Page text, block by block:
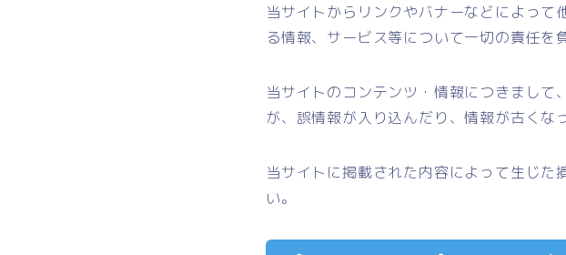
当サイトからリンクやバナーなどによっ
る情報、サービス等について一切の責任を
当サイトのコンテンツ・情報につきまし
が、誤情報が入り込んだり、情報が古くな
当サイトに掲載された内容によって生じ
い。